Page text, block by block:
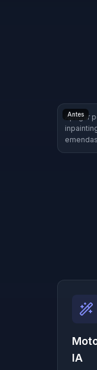
Antes
Apagar
IA